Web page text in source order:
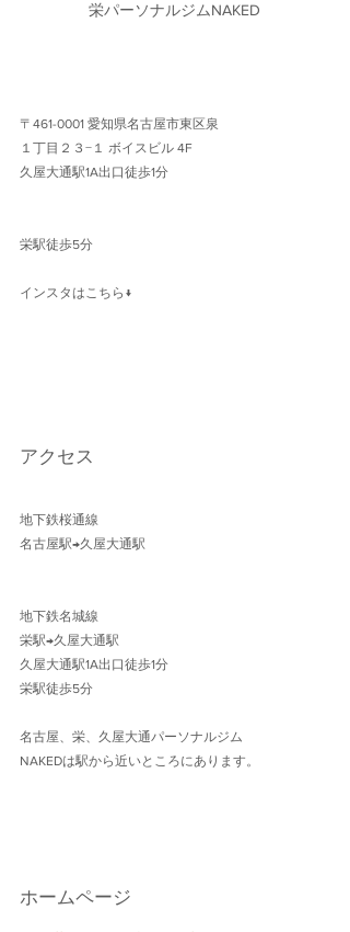
栄パーソナルジムNAKED
〒461-0001 愛知県名古屋市東区泉
１丁目２３−１ ボイスビル 4F
久屋大通駅1A出口徒歩1分
栄駅徒歩5分
インスタはこちら↓
アクセス
地下鉄桜通線
名古屋駅→久屋大通駅
地下鉄名城線
栄駅→久屋大通駅
久屋大通駅1A出口徒歩1分
栄駅徒歩5分
名古屋、栄、久屋大通パーソナルジム
NAKEDは駅から近いところにあります。
ホームページ